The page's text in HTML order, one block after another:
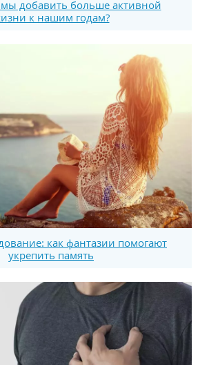
добавить больше активной
к нашим годам?
как фантазии помогают
укрепить память